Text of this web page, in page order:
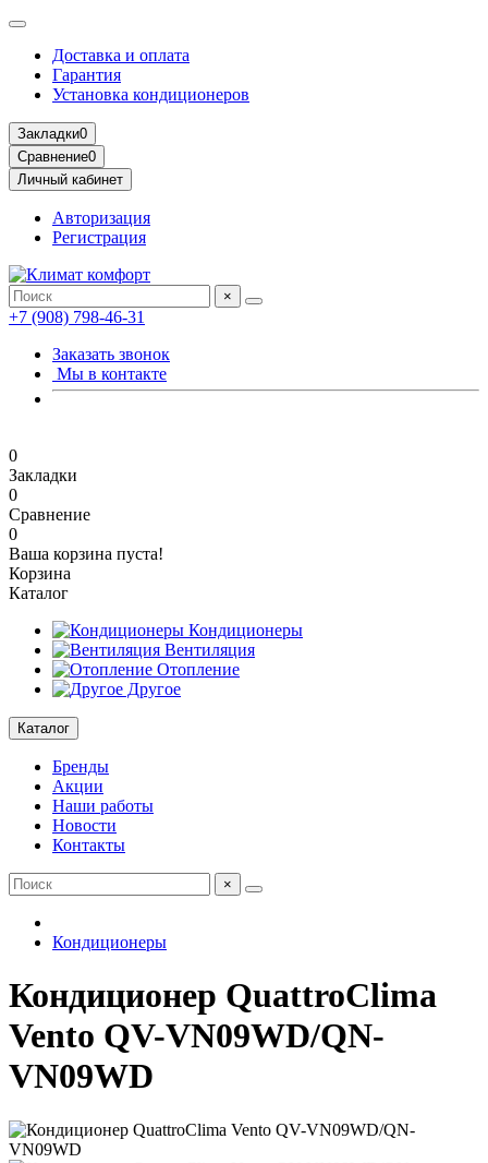
Доставка и оплата
Гарантия
Установка кондиционеров
Закладки0
Сравнение0
Личный кабинет
Авторизация
Регистрация
×
+7 (908) 798-46-31
Заказать звонок
Мы в контакте
0
Закладки
0
Сравнение
0
Ваша корзина пуста!
Корзина
Каталог
Кондиционеры
Вентиляция
Отопление
Другое
Каталог
Бренды
Акции
Наши работы
Новости
Контакты
×
Кондиционеры
Кондиционер QuattroClima
Vento QV-VN09WD/QN-
VN09WD